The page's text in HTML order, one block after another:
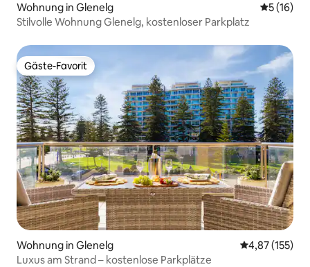
Wohnung in Glenelg
5 (16)
Stilvolle Wohnung Glenelg, kostenloser Parkplatz
Gäste-Favorit
Gäste-Favorit
Wohnung in Glenelg
4,87 (155)
Luxus am Strand – kostenlose Parkplätze